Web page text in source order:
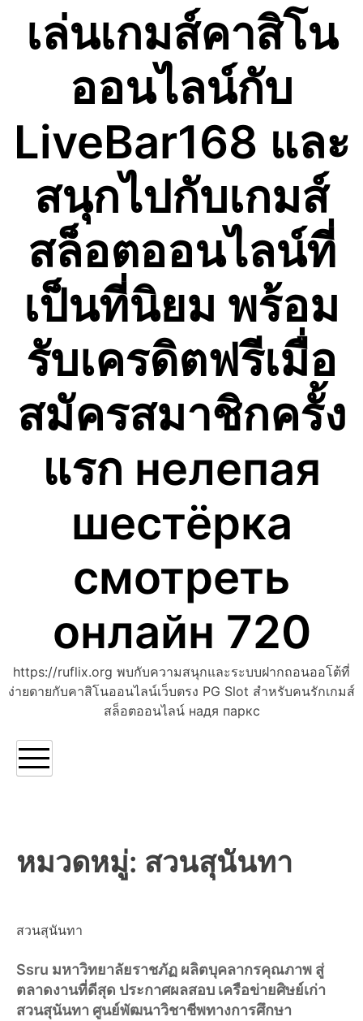
contentเล่นเกมส์คาสิโน
ออนไลน์กับ
LiveBar168 และ
สนุกไปกับเกมส์
สล็อตออนไลน์ที่
เป็นที่นิยม พร้อม
รับเครดิตฟรีเมื่อ
สมัครสมาชิกครั้ง
แรก нелепая
шестёрка
смотреть
онлайн 720
https://ruflix.org พบกับความสนุกและระบบฝากถอนออโต้ที่
ง่ายดายกับคาสิโนออนไลน์เว็บตรง PG Slot สำหรับคนรักเกมส์
สล็อตออนไลน์ надя паркс
หมวดหมู่: สวนสุนันทา
สวนสุนันทา
Ssru มหาวิทยาลัยราชภัฏ ผลิตบุคลากรคุณภาพ สู่
ตลาดงานที่ดีสุด ประกาศผลสอบ เครือข่ายศิษย์เก่า
สวนสุนันทา ศูนย์พัฒนาวิชาชีพทางการศึกษา